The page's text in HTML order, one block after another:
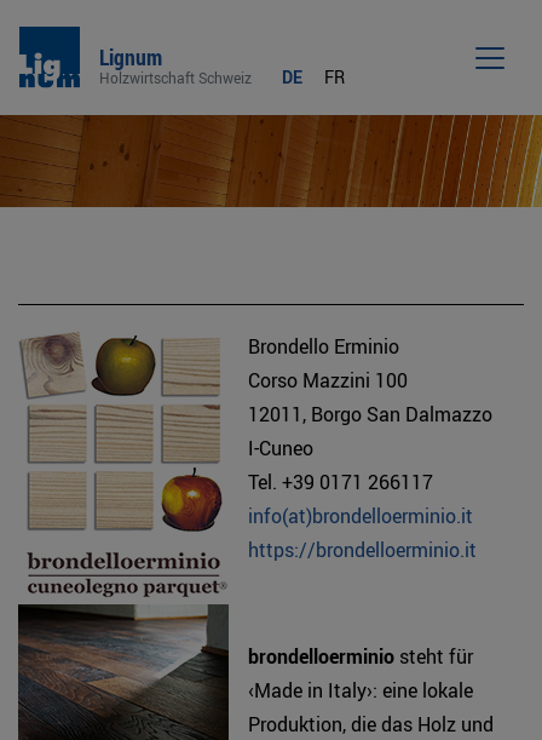
Lignum
Holzwirtschaft Schweiz DE FR
Brondello Erminio
Corso Mazzini 100
12011, Borgo San Dalmazzo
I-Cuneo
Tel. +39 0171 266117
info(at)brondelloerminio.it
https://brondelloerminio.it
brondelloerminio steht für
‹Made in Italy›: eine lokale
Produktion, die das Holz und